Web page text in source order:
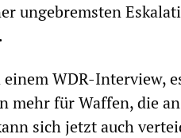
ungebremsten
WDR-Interview,
mehr für Waffen, die
sich jetzt auch